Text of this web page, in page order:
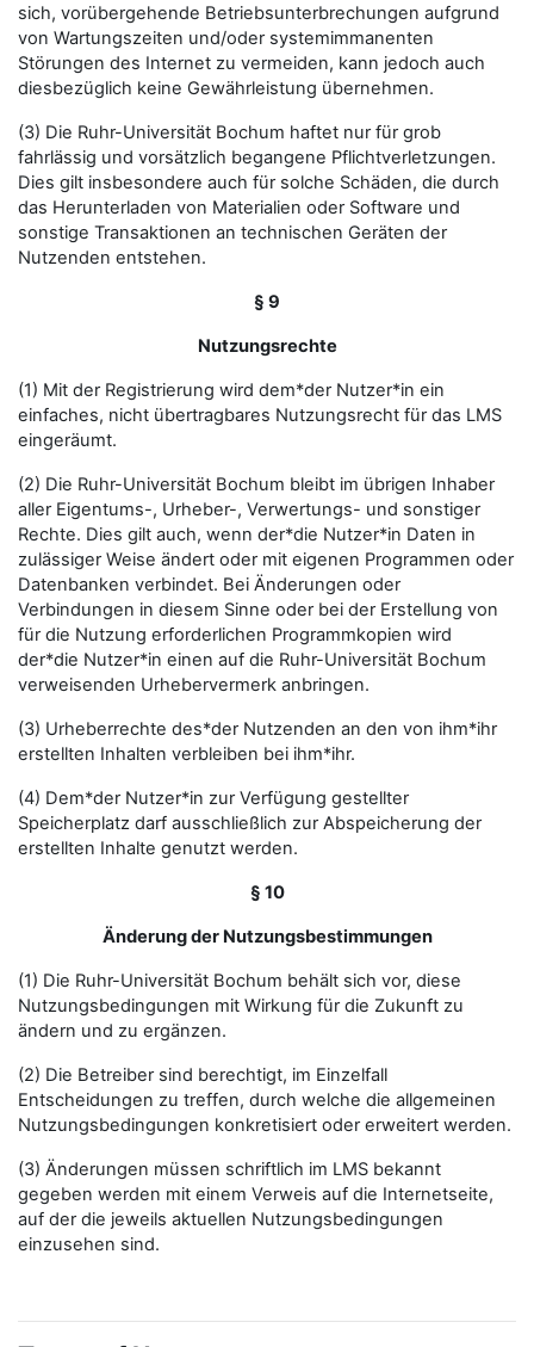
sich, vorübergehende Betriebsunterbrechungen aufgrund
von Wartungszeiten und/oder systemimmanenten
Störungen des Internet zu vermeiden, kann jedoch auch
diesbezüglich keine Gewährleistung übernehmen.
(3) Die Ruhr-Universität Bochum haftet nur für grob
fahrlässig und vorsätzlich begangene Pflichtverletzungen.
Dies gilt insbesondere auch für solche Schäden, die durch
das Herunterladen von Materialien oder Software und
sonstige Transaktionen an technischen Geräten der
Nutzenden entstehen.
§ 9
Nutzungsrechte
(1) Mit der Registrierung wird dem*der Nutzer*in ein
einfaches, nicht übertragbares Nutzungsrecht für das LMS
eingeräumt.
(2) Die Ruhr-Universität Bochum bleibt im übrigen Inhaber
aller Eigentums-, Urheber-, Verwertungs- und sonstiger
Rechte. Dies gilt auch, wenn der*die Nutzer*in Daten in
zulässiger Weise ändert oder mit eigenen Programmen oder
Datenbanken verbindet. Bei Änderungen oder
Verbindungen in diesem Sinne oder bei der Erstellung von
für die Nutzung erforderlichen Programmkopien wird
der*die Nutzer*in einen auf die Ruhr-Universität Bochum
verweisenden Urhebervermerk anbringen.
(3) Urheberrechte des*der Nutzenden an den von ihm*ihr
erstellten Inhalten verbleiben bei ihm*ihr.
(4) Dem*der Nutzer*in zur Verfügung gestellter
Speicherplatz darf ausschließlich zur Abspeicherung der
erstellten Inhalte genutzt werden.
§ 10
Änderung der Nutzungsbestimmungen
(1) Die Ruhr-Universität Bochum behält sich vor, diese
Nutzungsbedingungen mit Wirkung für die Zukunft zu
ändern und zu ergänzen.
(2) Die Betreiber sind berechtigt, im Einzelfall
Entscheidungen zu treffen, durch welche die allgemeinen
Nutzungsbedingungen konkretisiert oder erweitert werden.
(3) Änderungen müssen schriftlich im LMS bekannt
gegeben werden mit einem Verweis auf die Internetseite,
auf der die jeweils aktuellen Nutzungsbedingungen
einzusehen sind.